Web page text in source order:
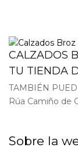
CALZADOS
TU TIENDA
TAMBIÉN
Rúa Camiño de
Sobre la